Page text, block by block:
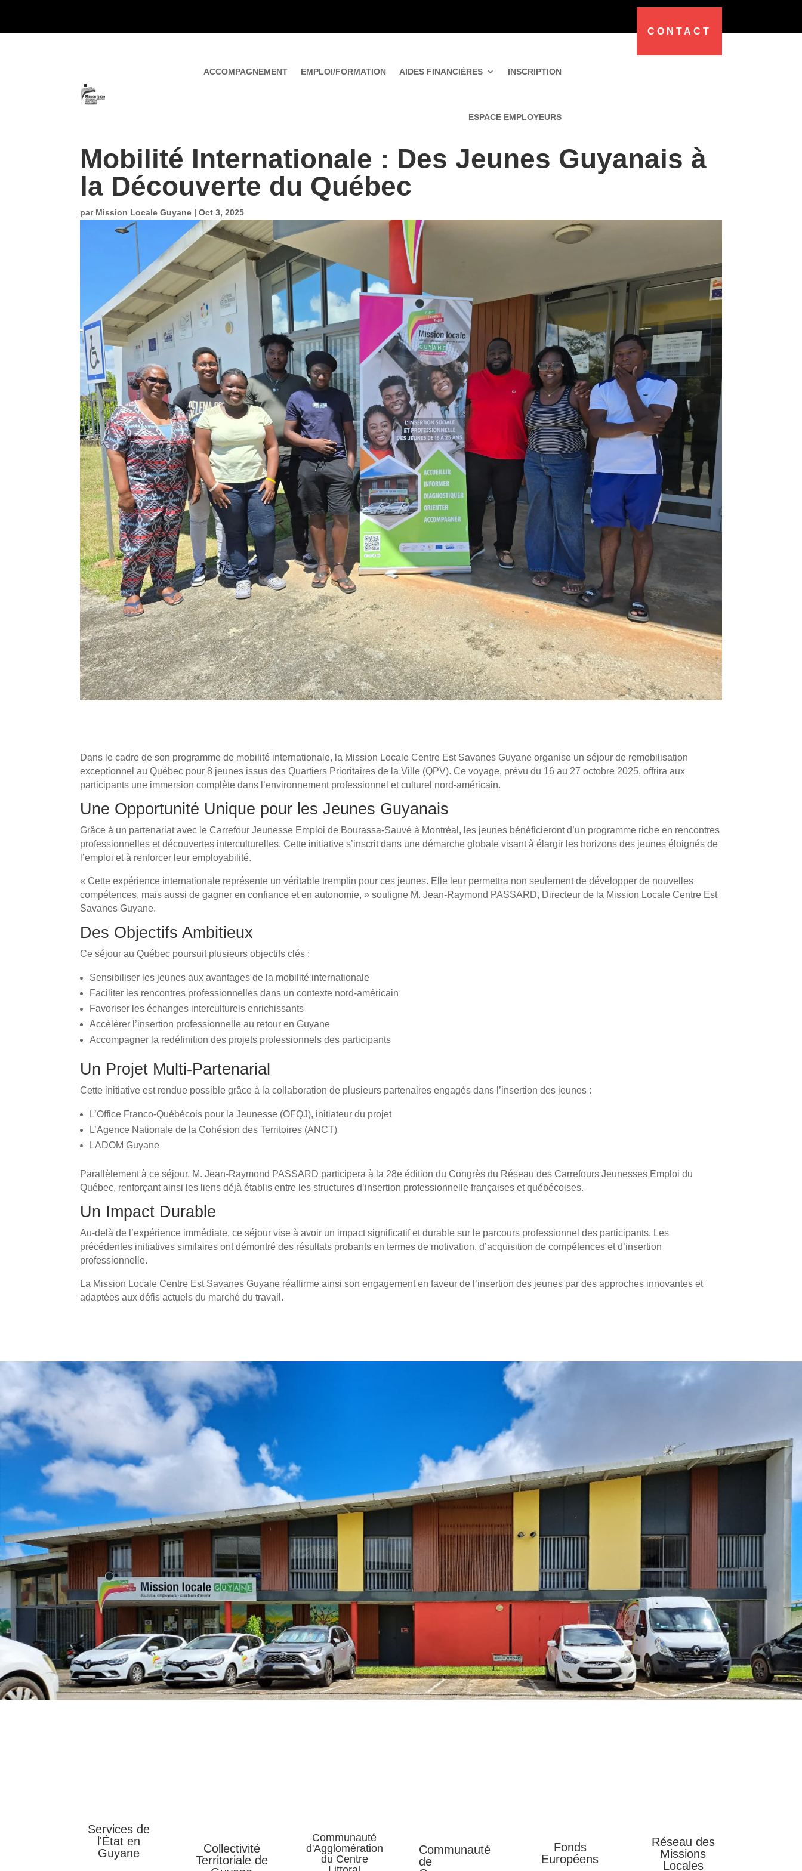
ACCOMPAGNEMENT EMPLOI/FORMATION AIDES FINANCIÈRES INSCRIPTION
ESPACE EMPLOYEURS
CONTACT
Mobilité Internationale : Des Jeunes Guyanais à
la Découverte du Québec
par Mission Locale Guyane |Oct 3, 2025
Dans le cadre de son programme de mobilité internationale, la Mission Locale Centre Est Savanes Guyane organise un séjour de remobilisation
exceptionnel au Québec pour 8 jeunes issus des Quartiers Prioritaires de la Ville (QPV). Ce voyage, prévu du 16 au 27 octobre 2025, offrira aux
participants une immersion complète dans l’environnement professionnel et culturel nord-américain.
Une Opportunité Unique pour les Jeunes Guyanais
Grâce à un partenariat avec le Carrefour Jeunesse Emploi de Bourassa-Sauvé à Montréal, les jeunes bénéficieront d’un programme riche en rencontres
professionnelles et découvertes interculturelles. Cette initiative s’inscrit dans une démarche globale visant à élargir les horizons des jeunes éloignés de
l’emploi et à renforcer leur employabilité.
« Cette expérience internationale représente un véritable tremplin pour ces jeunes. Elle leur permettra non seulement de développer de nouvelles
compétences, mais aussi de gagner en confiance et en autonomie, » souligne M. Jean-Raymond PASSARD, Directeur de la Mission Locale Centre Est
Savanes Guyane.
Des Objectifs Ambitieux
Ce séjour au Québec poursuit plusieurs objectifs clés :
Sensibiliser les jeunes aux avantages de la mobilité internationale
Faciliter les rencontres professionnelles dans un contexte nord-américain
Favoriser les échanges interculturels enrichissants
Accélérer l’insertion professionnelle au retour en Guyane
Accompagner la redéfinition des projets professionnels des participants
Un Projet Multi-Partenarial
Cette initiative est rendue possible grâce à la collaboration de plusieurs partenaires engagés dans l’insertion des jeunes :
L’Office Franco-Québécois pour la Jeunesse (OFQJ), initiateur du projet
L’Agence Nationale de la Cohésion des Territoires (ANCT)
LADOM Guyane
Parallèlement à ce séjour, M. Jean-Raymond PASSARD participera à la 28e édition du Congrès du Réseau des Carrefours Jeunesses Emploi du
Québec, renforçant ainsi les liens déjà établis entre les structures d’insertion professionnelle françaises et québécoises.
Un Impact Durable
Au-delà de l’expérience immédiate, ce séjour vise à avoir un impact significatif et durable sur le parcours professionnel des participants. Les
précédentes initiatives similaires ont démontré des résultats probants en termes de motivation, d’acquisition de compétences et d’insertion
professionnelle.
La Mission Locale Centre Est Savanes Guyane réaffirme ainsi son engagement en faveur de l’insertion des jeunes par des approches innovantes et
adaptées aux défis actuels du marché du travail.
Services de
l'État en
Guyane
Collectivité
Territoriale de
Communauté
d'Agglomération
du Centre
Communauté
de
Fonds
Européens
Réseau des
Missions
Locales